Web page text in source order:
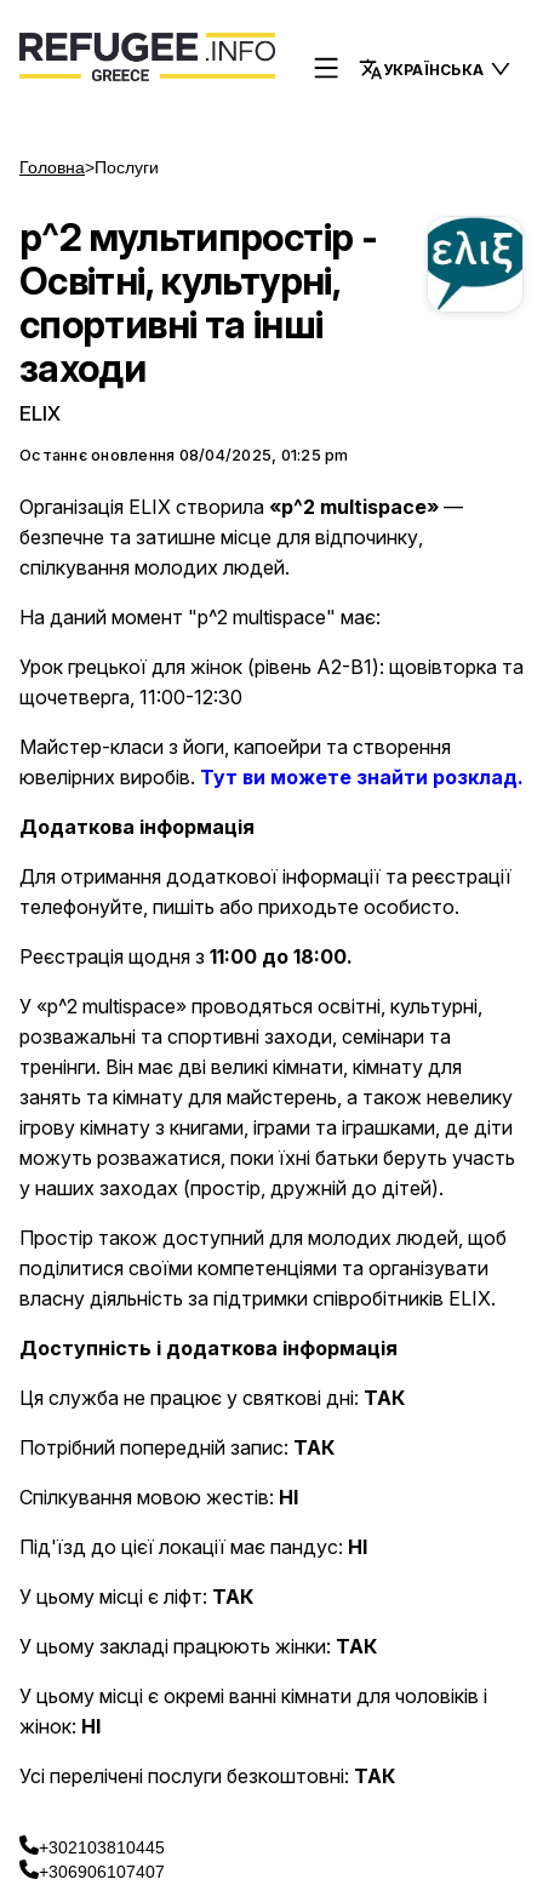
УКРАЇНСЬКА
Головна>Послуги
p^2 мультипростір -
Освітні, культурні,
спортивні та інші
заходи
ELIX
Останнє оновлення 08/04/2025, 01:25 pm
Організація ELIX створила «p^2 multispace» —
безпечне та затишне місце для відпочинку,
спілкування молодих людей.
На даний момент "p^2 multispace" має:
Урок грецької для жінок (рівень A2-B1): щовівторка та
щочетверга, 11:00-12:30
Майстер-класи з йоги, капоейри та створення
ювелірних виробів. Тут ви можете знайти розклад.
Додаткова інформація
Для отримання додаткової інформації та реєстрації
телефонуйте, пишіть або приходьте особисто.
Реєстрація щодня з 11:00 до 18:00.
У «p^2 multispace» проводяться освітні, культурні,
розважальні та спортивні заходи, семінари та
тренінги. Він має дві великі кімнати, кімнату для
занять та кімнату для майстерень, а також невелику
ігрову кімнату з книгами, іграми та іграшками, де діти
можуть розважатися, поки їхні батьки беруть участь
у наших заходах (простір, дружній до дітей).
Простір також доступний для молодих людей, щоб
поділитися своїми компетенціями та організувати
власну діяльність за підтримки співробітників ELIX.
Доступність і додаткова інформація
Ця служба не працює у святкові дні: ТАК
Потрібний попередній запис: ТАК
Спілкування мовою жестів: НІ
Під'їзд до цієї локації має пандус: НІ
У цьому місці є ліфт: ТАК
У цьому закладі працюють жінки: ТАК
У цьому місці є окремі ванні кімнати для чоловіків і
жінок: НІ
Усі перелічені послуги безкоштовні: ТАК
+302103810445
+306906107407